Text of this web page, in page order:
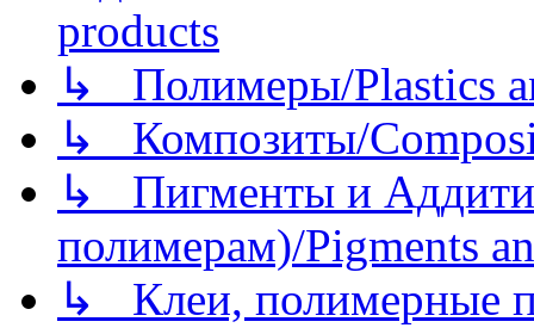
products
↳ Полимеры/Plastics
↳ Композиты/
↳ Пигменты и
полимерам)/Pigments
↳ Клеи, полимерные